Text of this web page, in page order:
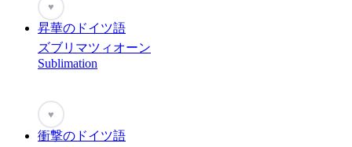
♥
昇華のドイツ語
ズブリマツィオーン
Sublimation
♥
衝撃のドイツ語